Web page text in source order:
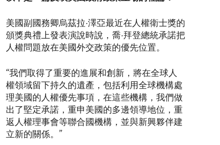
美國副國務卿烏茲拉·澤亞最近在人權衛士獎的
頒獎典禮上發表演說時說，喬·拜登總統承諾把
人權問題放在美國外交政策的優先位置。
“我們取得了重要的進展和創新，將在全球人
權領域留下持久的遺產，包括利用全球機構處
理美國的人權優先事項，在這些機構，我們做
出了堅定承諾，重申美國的多邊領導地位，重
返人權理事會等聯合國機構，並與新興夥伴建
立新的關係。”